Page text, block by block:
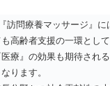
訪問療養マッサージ』に
高齢者支援の一環とし
療』の効果も期待され
ります。